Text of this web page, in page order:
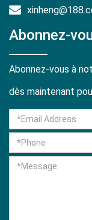
Abonnez-
Abonnez-vous à
dès maintenant